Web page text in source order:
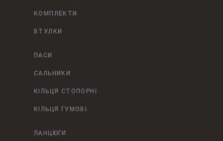
КОМПЛЕКТИ
ВТУЛКИ
ПАСИ
САЛЬНИКИ
КІЛЬЦЯ СТОПОРНІ
КІЛЬЦЯ ГУМОВІ
ЛАНЦЮГИ